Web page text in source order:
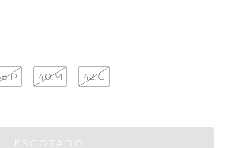
40.M 42.G